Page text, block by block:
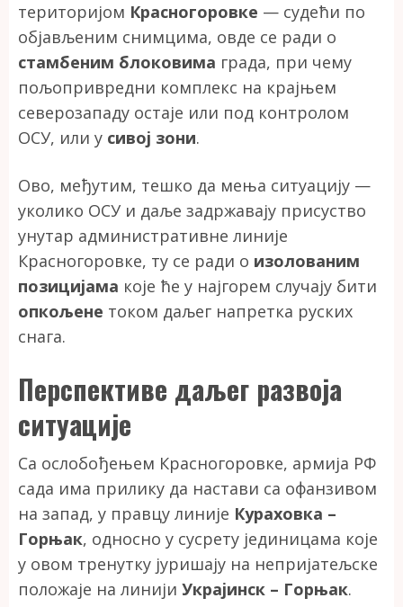
територијом Красногоровке — судећи по
објављеним снимцима, овде се ради о
стамбеним блоковима града, при чему
пољопривредни комплекс на крајњем
северозападу остаје или под контролом
ОСУ, или у сивој зони.
Ово, међутим, тешко да мења ситуацију —
уколико ОСУ и даље задржавају присуство
унутар административне линије
Красногоровке, ту се ради о изолованим
позицијама које ће у најгорем случају бити
опкољене током даљег напретка руских
снага.
Перспективе даљег развоја
ситуације
Са ослобођењем Красногоровке, армија РФ
сада има прилику да настави са офанзивом
на запад, у правцу линије Кураховка –
Горњак, односно у сусрету јединицама које
у овом тренутку јуришају на непријатељске
положаје на линији Украјинск – Горњак.